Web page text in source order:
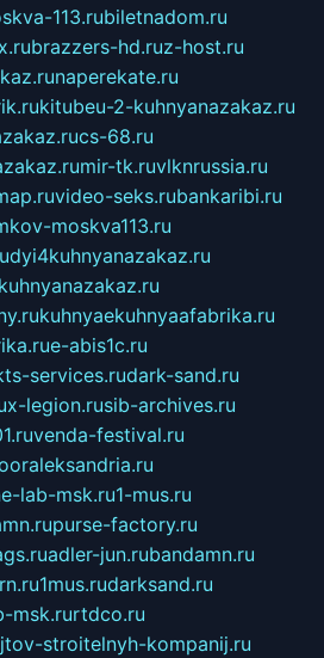
113.rubiletnadom.ru
brazzers-hd.ruz-host.ru
naperekate.ru
kitubeu-2-kuhnyanazakaz.ru
cs-68.ru
mir-tk.ruvlknrussia.ru
video-seks.rubankaribi.ru
moskva113.ru
kuhnyaekuhnyaafabrika.ru
e-abis1c.ru
services.rudark-sand.ru
x-legion.rusib-archives.ru
venda-festival.ru
lab-msk.ru1-mus.ru
purse-factory.ru
adler-jun.rubandamn.ru
1mus.rudarksand.ru
msk.rurtdco.ru
stroitelnyh-kompanij.ru